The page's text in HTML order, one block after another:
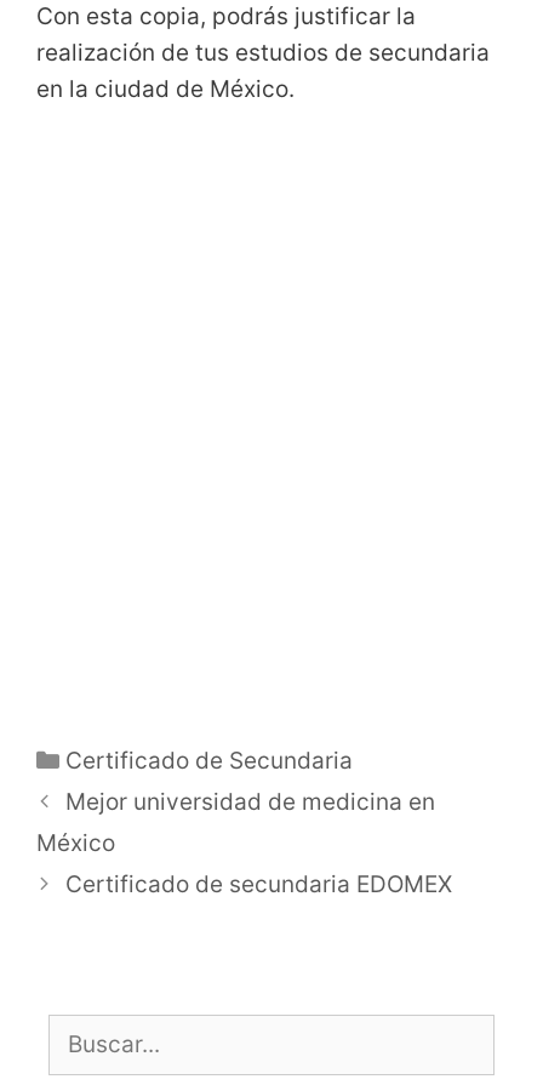
Con esta copia, podrás justificar la
realización de tus estudios de secundaria
en la ciudad de México.
Categorías
Certificado de Secundaria
Mejor universidad de medicina en
México
Certificado de secundaria EDOMEX
Buscar: